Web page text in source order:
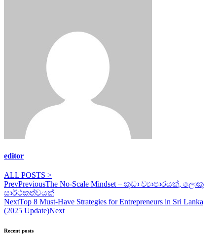
editor
ALL POSTS >
PrevPreviousThe No-Scale Mindset – කුඩා ව්‍යාපාරයක්, ලොකු
සාර්ථකත්වයක්
NextTop 8 Must-Have Strategies for Entrepreneurs in Sri Lanka
(2025 Update)Next
Recent posts